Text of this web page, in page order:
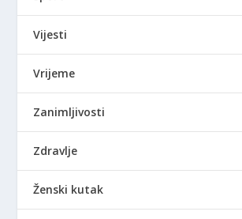
Vijesti
Vrijeme
Zanimljivosti
Zdravlje
Ženski kutak